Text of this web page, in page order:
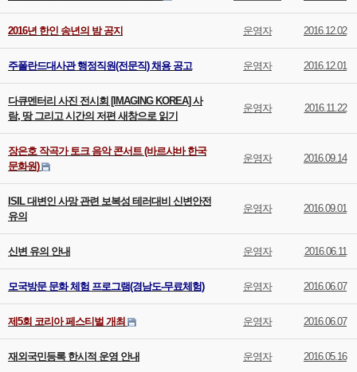
2016년 한인 송년의 밤 공지 운영자 2016.12.02
주폴란드대사관 행정직원(전문직) 채용 공고 운영자 2016.12.01
다큐멘터리 사진 전시회 [IMAGING KOREA] 사
람, 땅 그리고 시간의 저편 새창으로 읽기
운영자 2016.11.22
장은호 작곡가 토크 음악 콘서트 (바르샤바 한국
문화원)
운영자 2016.09.14
ISIL 대변인 사망 관련 보복성 테러대비 신변안전
유의
운영자 2016.09.01
신변 유의 안내 운영자 2016.06.11
모국방문 문화 체험 프로그램(경남도-무료체험) 운영자 2016.06.07
제5회 코리아 페스티벌 개최 운영자 2016.06.07
재외국민등록 한시적 운영 안내 운영자 2016.05.16